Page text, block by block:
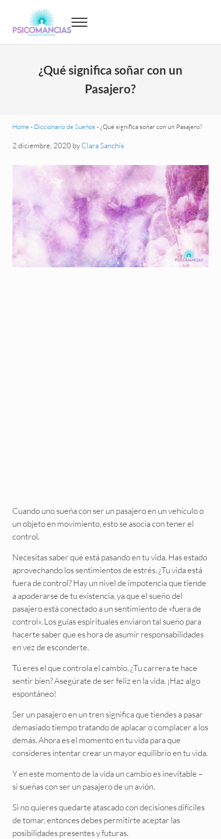
Psicomancias
Menu
¿Qué significa soñar con un
Pasajero?
Home - Diccionario de Sueños -¿Qué significa soñar con un Pasajero?
2 diciembre, 2020 by Clara Sanchís
Cuando uno sueña con ser un pasajero en un vehículo o
un objeto en movimiento, esto se asocia con tener el
control.
Necesitas saber qué está pasando en tu vida. Has estado
aprovechando los sentimientos de estrés. ¿Tu vida está
fuera de control? Hay un nivel de impotencia que tiende
a apoderarse de tu existencia, ya que el sueño del
pasajero está conectado a un sentimiento de «fuera de
control». Los guías espirituales enviaron tal sueño para
hacerte saber que es hora de asumir responsabilidades
en vez de esconderte.
Tú eres el que controla el cambio. ¿Tu carrera te hace
sentir bien? Asegúrate de ser feliz en la vida. ¡Haz algo
espontáneo!
Ser un pasajero en un tren significa que tiendes a pasar
demasiado tiempo tratando de aplacar o complacer a los
demás. Ahora es el momento en tu vida para que
consideres intentar crear un mayor equilibrio en tu vida.
Y en este momento de la vida un cambio es inevitable –
si sueñas con ser un pasajero de un avión.
Si no quieres quedarte atascado con decisiones difíciles
de tomar, entonces debes permitirte aceptar las
posibilidades presentes y futuras.